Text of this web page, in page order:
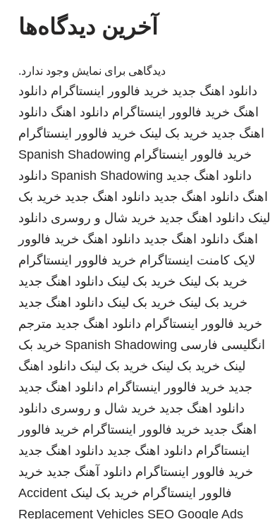
آخرین دیدگاه‌ها
دیدگاهی برای نمایش وجود ندارد.
دانلود اهنگ جدید خرید فالوور اینستاگرام دانلود
اهنگ خرید فالوور اینستاگرام دانلود اهنگ دانلود
اهنگ جدید خرید بک لینک خرید فالوور اینستاگرام
خرید فالوور اینستاگرام Spanish Shadowing
دانلود اهنگ جدید Spanish Shadowing دانلود
اهنگ دانلود اهنگ جدید دانلود اهنگ جدید خرید بک
لینک دانلود اهنگ جدید خرید شال و روسری دانلود
اهنگ دانلود اهنگ جدید دانلود اهنگ خرید فالوور
لایک کامنت اینستاگرام خرید فالوور اینستاگرام
خرید بک لینک خرید بک لینک دانلود اهنگ جدید
خرید بک لینک خرید بک لینک دانلود اهنگ جدید
خرید فالوور اینستاگرام دانلود اهنگ جدید مترجم
انگلیسی فارسی Spanish Shadowing خرید بک
لینک خرید بک لینک خرید بک لینک دانلود اهنگ
جدید خرید فالوور اینستاگرام دانلود اهنگ جدید
دانلود اهنگ جدید خرید شال و روسری دانلود
اهنگ جدید خرید فالوور اینستاگرام خرید فالوور
اینستاگرام دانلود اهنگ جدید دانلود اهنگ جدید
خرید فالوور اینستاگرام دانلود آهنگ جدید خرید
فالوور اینستاگرام خرید بک لینک Accident
Replacement Vehicles SEO Google Ads